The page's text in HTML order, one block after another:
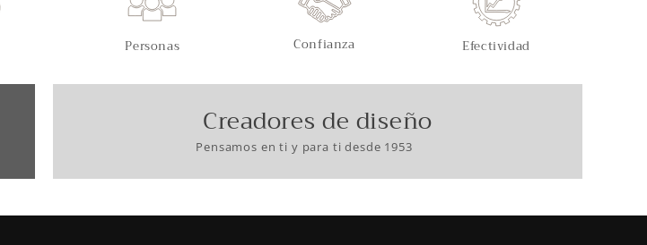
Personas Confianza Efectividad
Creadores de diseño
Pensamos en ti y para ti desde 1953